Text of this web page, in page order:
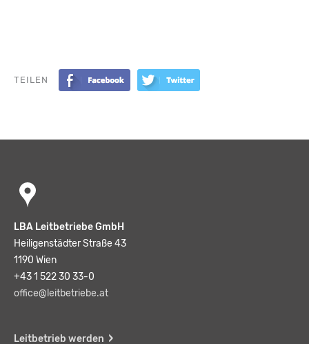
TEILEN
LBA Leitbetriebe GmbH
Heiligenstädter Straße 43
1190 Wien
+43 1 522 30 33-0
office@leitbetriebe.at
Leitbetrieb werden